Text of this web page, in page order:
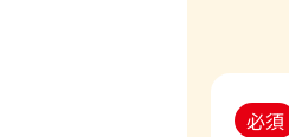
必須